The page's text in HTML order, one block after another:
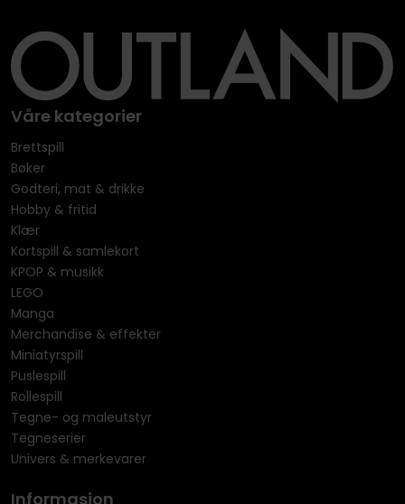
Våre kategorier
Brettspill
Bøker
Godteri, mat & drikke
Hobby & fritid
Klær
Kortspill & samlekort
KPOP & musikk
LEGO
Manga
Merchandise & effekter
Miniatyrspill
Puslespill
Rollespill
Tegne- og maleutstyr
Tegneserier
Univers & merkevarer
Informasjon